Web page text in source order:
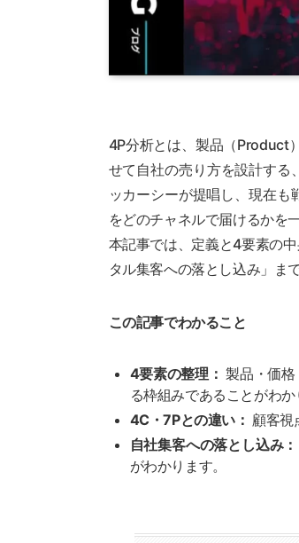
4P分析とは、製品（Product
せて自社の売り方を設計する
ッカーシーが提唱し、現在
をどのチャネルで届けるかを
本記事では、定義と4要素の
タル集客への落とし込み」ま
この記事でわかること
4要素の整理： 製品・価
る枠組みであることがわか
4C・7Pとの違い： 顧客視
自社集客への落とし込み：
がわかります。